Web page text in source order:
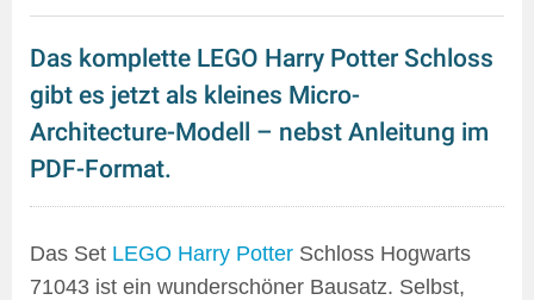
Das komplette LEGO Harry Potter Schloss
gibt es jetzt als kleines Micro-
Architecture-Modell – nebst Anleitung im
PDF-Format.
Das Set LEGO Harry Potter Schloss Hogwarts
71043 ist ein wunderschöner Bausatz. Selbst,